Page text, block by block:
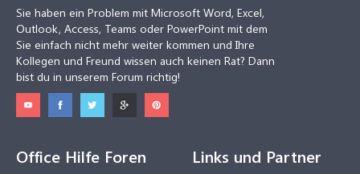
Sie haben ein Problem mit Microsoft Word, Excel,
Outlook, Access, Teams oder PowerPoint mit dem
Sie einfach nicht mehr weiter kommen und Ihre
Kollegen und Freund wissen auch keinen Rat? Dann
bist du in unserem Forum richtig!
Office Hilfe Foren Links und Partner